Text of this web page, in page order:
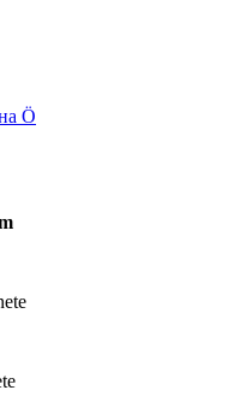
Ö